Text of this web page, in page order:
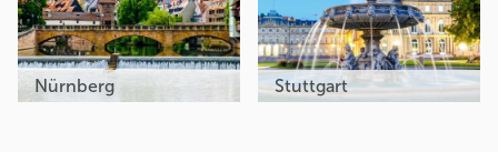
Nürnberg Stuttgart